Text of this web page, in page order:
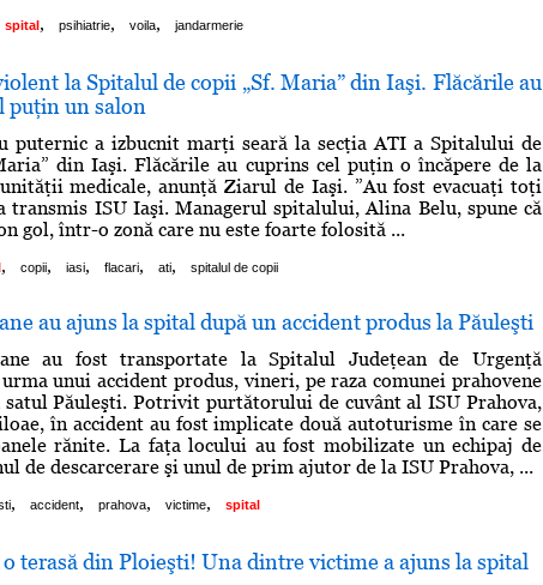
spital, psihiatrie, voila, jandarmerie
la Spitalul de copii „Sf. Maria” din Iaşi. Flăcările au
puţin un salon
puternic a izbucnit marţi seară la secţia ATI a Spitalului de
din Iaşi. Flăcările au cuprins cel puţin o încăpere de la
medicale, anunţă Ziarul de Iaşi. ”Au fost evacuaţi toţi
transmis ISU Iaşi. Managerul spitalului, Alina Belu, spune că
gol, într-o zonă care nu este foarte folosită ...
, copii, iasi, flacari, ati, spitalul de copii
au ajuns la spital după un accident produs la Păuleşti
au fost transportate la Spitalul Judeţean de Urgenţă
unui accident produs, vineri, pe raza comunei prahovene
satul Păuleşti. Potrivit purtătorului de cuvânt al ISU Prahova,
în accident au fost implicate două autoturisme în care se
rănite. La faţa locului au fost mobilizate un echipaj de
de descarcerare şi unul de prim ajutor de la ISU Prahova, ...
, accident, prahova, victime, spital
o terasă din Ploieşti! Una dintre victime a ajuns la spital